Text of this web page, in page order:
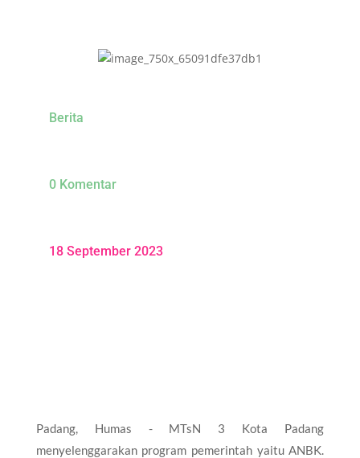
Berita
0 Komentar
18 September 2023
Padang, Humas - MTsN 3 Kota Padang
menyelenggarakan program pemerintah yaitu ANBK.